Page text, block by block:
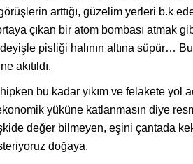
arttığı, güzelim yerleri b.k
çıkan bir atom bombası atmak
pisliği halının altına süpür…
akıtıldı.
bu kadar yıkım ve felakete yol
yüküne katlanmasın diye
değer bilmeyen, eşini çantada
doğaya.